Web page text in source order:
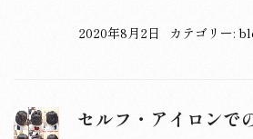
2020年8月2日 カテゴリー:
セルフ・アイロンで